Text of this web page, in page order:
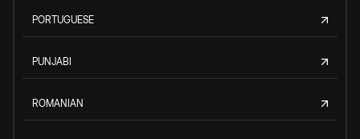
PORTUGUESE
PUNJABI
ROMANIAN